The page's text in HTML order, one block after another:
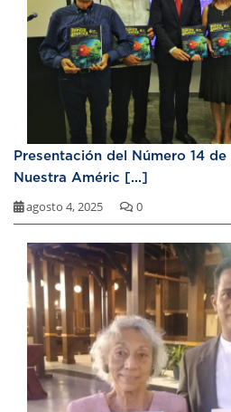
Presentación del Número 14
Nuestra Améric [...]
agosto 4, 2025 0